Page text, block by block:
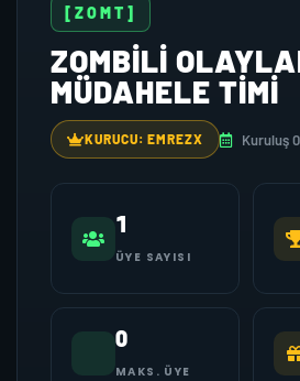
[ZOMT]
ZOMBILI
MÜDAHELE TIMI
KURUCU: EMREZX Kuruluş
1
ÜYE SAYISI
0
MAKS. ÜYE